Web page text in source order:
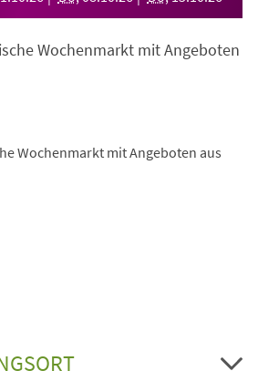
Wochenmarkt mit Angeboten
Wochenmarkt mit Angeboten aus